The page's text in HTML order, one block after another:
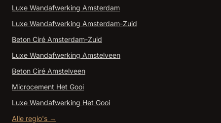
Luxe Wandafwerking Amsterdam
Luxe Wandafwerking Amsterdam-Zuid
Beton Ciré Amsterdam-Zuid
Luxe Wandafwerking Amstelveen
Beton Ciré Amstelveen
Microcement Het Gooi
Luxe Wandafwerking Het Gooi
Alle regio's →